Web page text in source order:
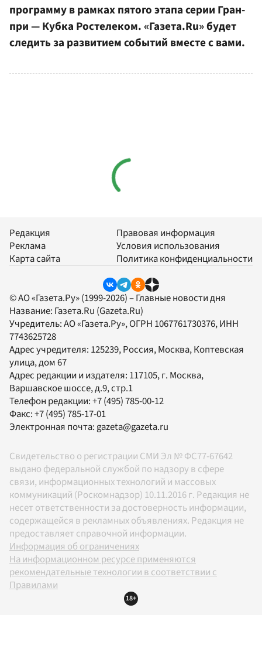
программу в рамках пятого этапа серии Гран-
при — Кубка Ростелеком. «Газета.Ru» будет
следить за развитием событий вместе с вами.
Редакция
Реклама
Карта сайта
Правовая информация
Условия использования
Политика конфиденциальности
© АО «Газета.Ру» (1999-2026) – Главные новости дня
Название: Газета.Ru (Gazeta.Ru)
Учредитель:АО «Газета.Ру», ОГРН 1067761730376, ИНН
7743625728
Адрес учредителя: 125239, Россия, Москва, Коптевская
улица, дом 67
Адрес редакции и издателя: 117105, г. Москва,
Варшавское шоссе, д.9, стр.1
Телефон редакции:+7 (495) 785-00-12
Факс:+7 (495) 785-17-01
Электронная почта: gazeta@gazeta.ru
Свидетельство о регистрации СМИ Эл № ФС77-67642
выдано федеральной службой по надзору в сфере
связи, информационных технологий и массовых
коммуникаций (Роскомнадзор) 10.11.2016 г. Редакция не
несет ответственности за достоверность информации,
содержащейся в рекламных объявлениях. Редакция не
предоставляет справочной информации.
Информация об ограничениях
На информационном ресурсе применяются
рекомендательные технологии в соответствии с
Правилами
18+